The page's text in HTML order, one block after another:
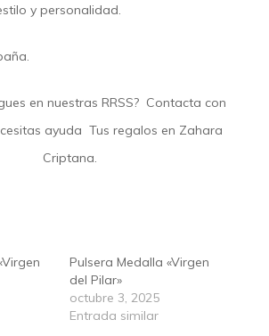
y personalidad.
en nuestras RRSS? Contacta con
ayuda Tus regalos en Zahara
Criptana.
Pulsera Medalla «Virgen
del Pilar»
octubre 3, 2025
Entrada similar